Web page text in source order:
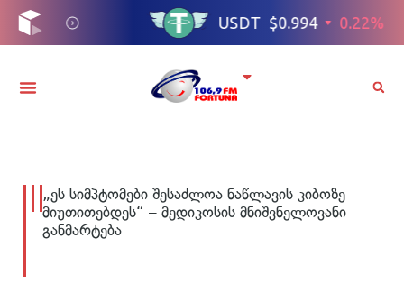
„ეს სიმპტომები შესაძლოა ნაწლავის კიბოზე
მიუთითებდეს“ – მედიკოსის მნიშვნელოვანი
განმარტება